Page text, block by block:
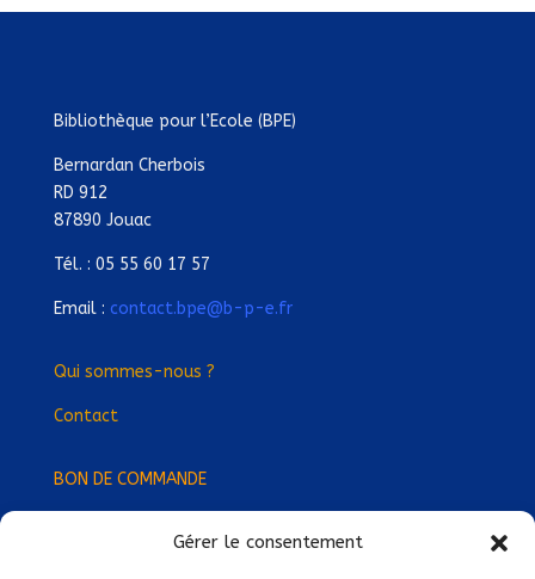
Gérer le consentement
Bibliothèque pour l’Ecole (BPE)
Bernardan Cherbois
RD 912
87890 Jouac
Tél. : 05 55 60 17 57
Email : contact.bpe@b-p-e.fr
Qui sommes-nous ?
Contact
BON DE COMMANDE
Devenez Délégué·e Régional·e !